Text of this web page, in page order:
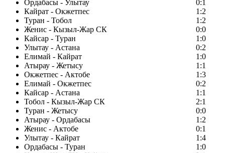
Ордабасы - Улытау
0:1
Кайрат - Окжетпес
1:2
Туран - Тобол
1:2
Женис - Кызыл-Жар СК
0:0
Кайсар - Туран
1:0
Улытау - Астана
0:2
Елимай - Кайрат
1:0
Атырау - Жетысу
1:1
Окжетпес - Актобе
1:3
Елимай - Окжетпес
0:2
Кайсар - Астана
1:1
Тобол - Кызыл-Жар СК
2:1
Туран - Жетысу
0:0
Атырау - Ордабасы
1:2
Женис - Актобе
0:1
Улытау - Кайрат
1:4
Ордабасы - Туран
1:0